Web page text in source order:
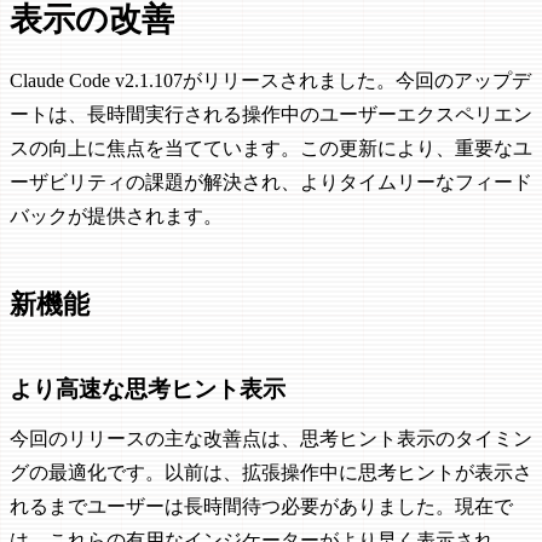
表示の改善
Claude Code v2.1.107がリリースされました。今回のアップデ
ートは、長時間実行される操作中のユーザーエクスペリエン
スの向上に焦点を当てています。この更新により、重要なユ
ーザビリティの課題が解決され、よりタイムリーなフィード
バックが提供されます。
新機能
より高速な思考ヒント表示
今回のリリースの主な改善点は、思考ヒント表示のタイミン
グの最適化です。以前は、拡張操作中に思考ヒントが表示さ
れるまでユーザーは長時間待つ必要がありました。現在で